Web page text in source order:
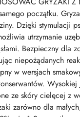
początku.
Dzięki stymulacji
utrzymanie
Bezpieczny dla
niepożądanych
w wersjach
ze skóry cielęcej z
zarówno dla